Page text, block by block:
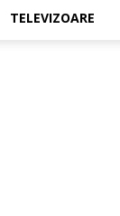
TELEVIZOARE